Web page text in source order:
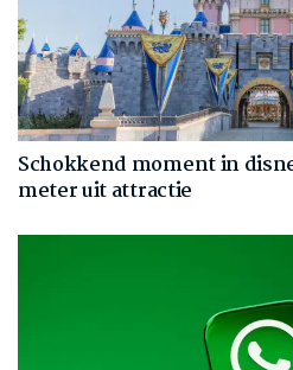
Schokkend moment in
meter uit attractie